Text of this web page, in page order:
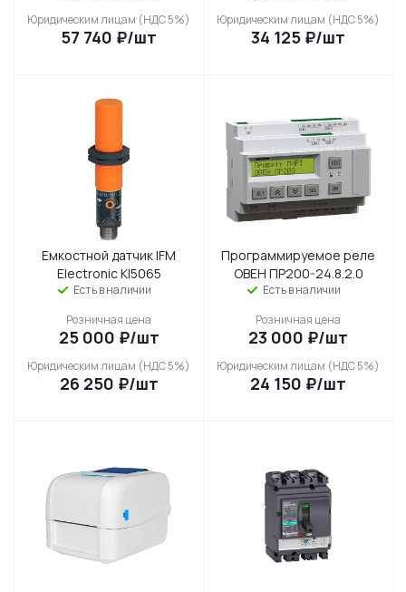
Юридическим лицам (НДС 5%)
57 740 ₽/шт
Юридическим лицам (НДС 5%)
34 125 ₽/шт
Емкостной датчик IFM
Electronic KI5065
Есть в наличии
Розничная цена
25 000 ₽/шт
Юридическим лицам (НДС 5%)
26 250 ₽/шт
Программируемое реле
ОВЕН ПР200-24.8.2.0
Есть в наличии
Розничная цена
23 000 ₽/шт
Юридическим лицам (НДС 5%)
24 150 ₽/шт